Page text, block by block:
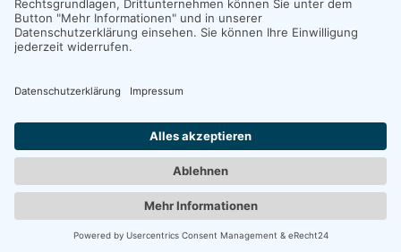
at JS.mc.suspense (https://search-
at https://search-interface.branchly.io/
at https://search-interface.branchly.io/
at https://search-interface.branchly.io/
at https://search-interface.branchly.io/
at https://search-interface.branchly.io/
at JS (https://search-interface.branchly.io/